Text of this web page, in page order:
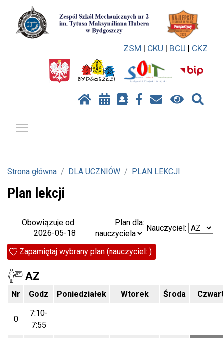
ZSM | CKU | BCU | CKZ
Strona główna DLA UCZNIÓW PLAN LEKCJI
Plan lekcji
Obowiązuje od:
2026-05-18
Plan dla:
Nauczyciel:
Zapamiętaj wybrany plan (nauczyciel: )
AZ
Nr Godz Poniedziałek Wtorek Środa
0
7:10-
7:55